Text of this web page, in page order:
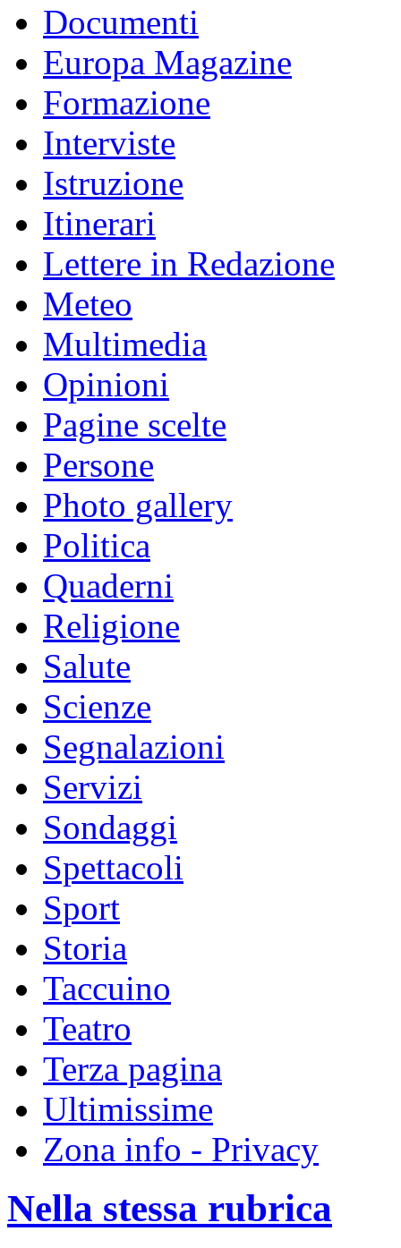
Documenti
Europa Magazine
Formazione
Interviste
Istruzione
Itinerari
Lettere in Redazione
Meteo
Multimedia
Opinioni
Pagine scelte
Persone
Photo gallery
Politica
Quaderni
Religione
Salute
Scienze
Segnalazioni
Servizi
Sondaggi
Spettacoli
Sport
Storia
Taccuino
Teatro
Terza pagina
Ultimissime
Zona info - Privacy
Nella stessa rubrica